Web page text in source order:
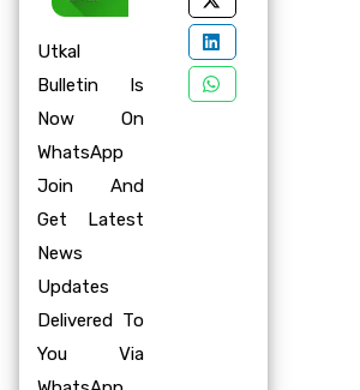
Utkal
Bulletin Is
Now On
WhatsApp
Join And
Get Latest
News
Updates
Delivered To
You Via